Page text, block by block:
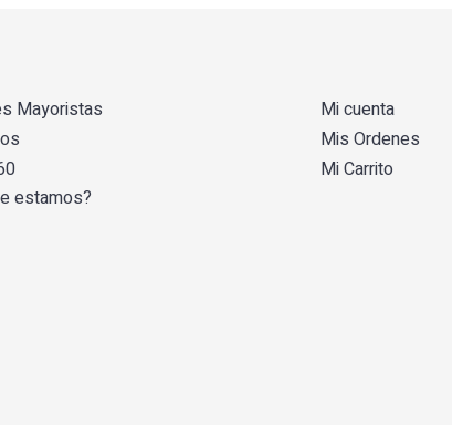
Mayoristas
estamos?
Mi cuenta
Mis Ordenes
Mi Carrito